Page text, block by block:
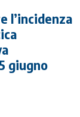
l’incidenza
giugno